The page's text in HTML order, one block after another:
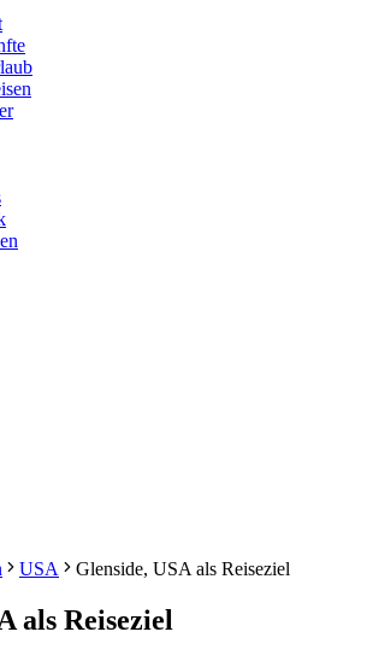
USA Glenside, USA als Reiseziel
als Reiseziel